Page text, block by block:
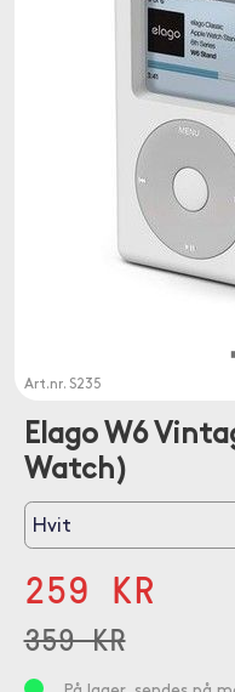
Art.nr. S235
Elago W6
Watch)
Hvit
259 KR
359 KR